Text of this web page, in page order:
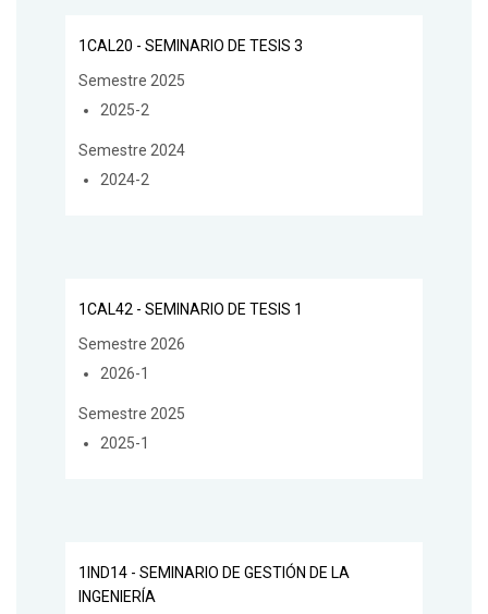
1CAL20 - SEMINARIO DE TESIS 3
Semestre 2025
2025-2
Semestre 2024
2024-2
1CAL42 - SEMINARIO DE TESIS 1
Semestre 2026
2026-1
Semestre 2025
2025-1
1IND14 - SEMINARIO DE GESTIÓN DE LA
INGENIERÍA